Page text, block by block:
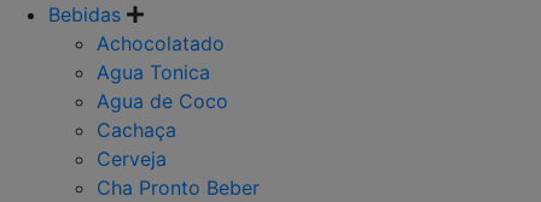
Bebidas
Achocolatado
Agua Tonica
Agua de Coco
Cachaça
Cerveja
Cha Pronto Beber